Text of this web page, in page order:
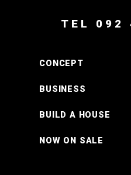
TEL 092
CONCEPT
BUSINESS
BUILD A HOUSE
NOW ON SALE